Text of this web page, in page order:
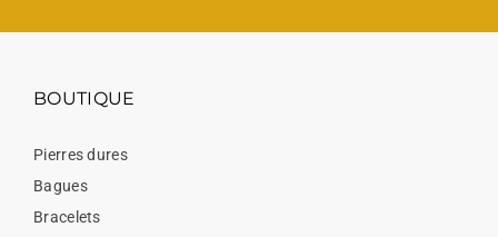
BOUTIQUE
Pierres dures
Bagues
Bracelets